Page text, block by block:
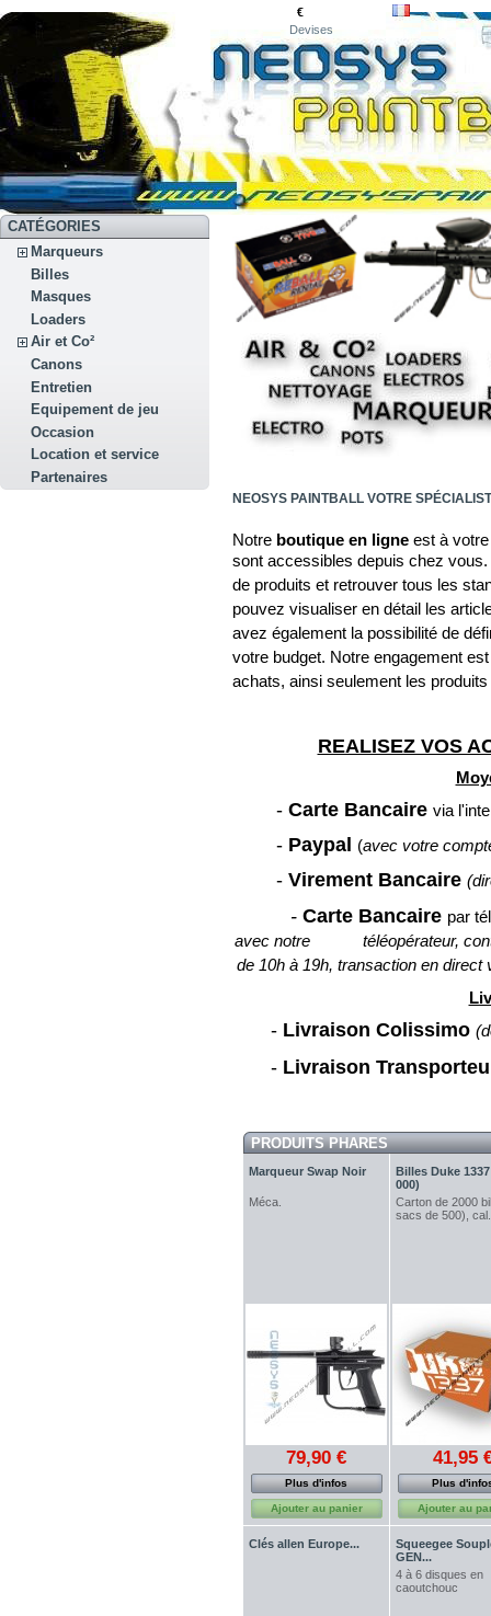
€
Devises
CATÉGORIES
Marqueurs
Billes
Masques
Loaders
Air et Co²
Canons
Entretien
Equipement de jeu
Occasion
Location et service
Partenaires
NEOSYS PAINTBALL VOTRE
Notre boutique en ligne est à
sont accessibles depuis chez vous.
de produits et retrouver tous les
pouvez visualiser en détail les
avez également la possibilité de
votre budget. Notre engagement
achats, ainsi seulement les
REALISEZ VOS
- Carte Bancaire via
- Paypal (avec votre
- Virement Bancaire
- Carte Bancaire par
avec notre téléopérateur,
de 10h à 19h, transaction en direct
- Livraison Colissimo
- Livraison
PRODUITS PHARES
Marqueur Swap Noir
Méca.
79,90 €
Plus d'infos
Ajouter au panier
Billes Duke
000)
Carton de 2000
sacs de 500),
41,95
Plus
Ajouter au
Clés allen Europe...
Squeegee
GEN...
4 à 6 disques en
caoutchouc